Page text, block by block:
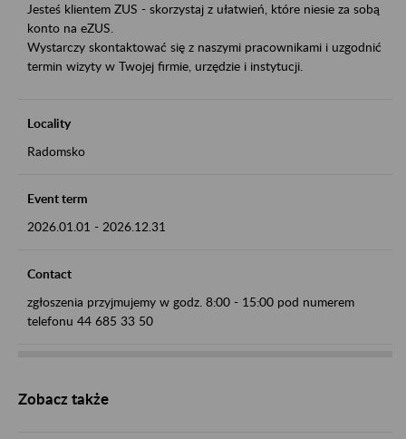
Jesteś klientem ZUS - skorzystaj z ułatwień, które niesie za sobą
konto na eZUS.
Wystarczy skontaktować się z naszymi pracownikami i uzgodnić
termin wizyty w Twojej firmie, urzędzie i instytucji.
Locality
Radomsko
Event term
2026.01.01 - 2026.12.31
Contact
zgłoszenia przyjmujemy w godz. 8:00 - 15:00 pod numerem
telefonu 44 685 33 50
Zobacz także